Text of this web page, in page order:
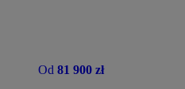
Od 81 900 zł